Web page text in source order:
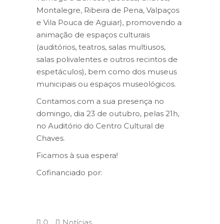
Montalegre, Ribeira de Pena, Valpaços
e Vila Pouca de Aguiar), promovendo a
animação de espaços culturais
(auditórios, teatros, salas multiusos,
salas polivalentes e outros recintos de
espetáculos), bem como dos museus
municipais ou espaços museológicos.
Contamos com a sua presença no
domingo, dia 23 de outubro, pelas 21h,
no Auditório do Centro Cultural de
Chaves.
Ficamos à sua espera!
Cofinanciado por: